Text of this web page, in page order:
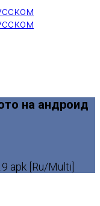
на андроид
apk [Ru/Multi]